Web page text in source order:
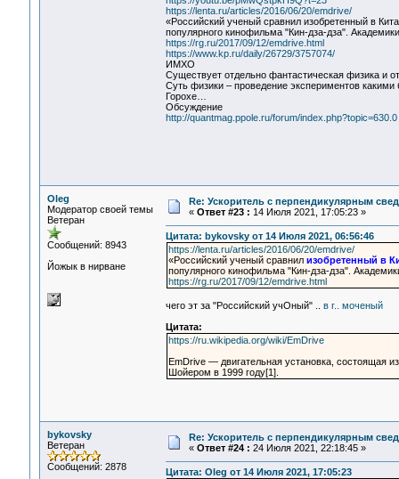
https://lenta.ru/articles/2016/06/20/emdrive/
«Российский ученый сравнил изобретенный в
популярного кинофильма "Кин-дза-дза".
https://rg.ru/2017/09/12/emdrive.html
https://www.kp.ru/daily/26729/3757074/
ИМХО
Существует отдельно фантастическая физика и
Суть физики – проведение экспериментов
Горохе…
Обсуждение
http://quantmag.ppole.ru/forum/index.php?topic=630.0
Oleg
Модератор своей темы
Ветеран
Сообщений: 8943
Йожык в нирване
Re: Ускоритель с перпендикулярным
« Ответ #23 : 14 Июля 2021, 17:05:23 »
Цитата: bykovsky от 14 Июля 2021, 06:56:46
https://lenta.ru/articles/2016/06/20/emdrive/
«Российский ученый сравнил изобретенный в
популярного кинофильма "Кин-дза-дза".
https://rg.ru/2017/09/12/emdrive.html
чего эт за "Российский учОный" .. в г.. моченый
Цитата:
https://ru.wikipedia.org/wiki/EmDrive
EmDrive — двигательная установка, состоящая
Шойером в 1999 году[1].
bykovsky
Ветеран
Сообщений: 2878
Re: Ускоритель с перпендикулярным
« Ответ #24 : 24 Июля 2021, 22:18:45 »
Цитата: Oleg от 14 Июля 2021, 17:05:23